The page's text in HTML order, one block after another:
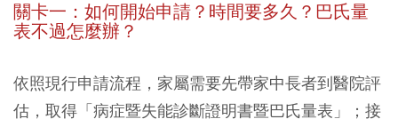
關卡一：如何開始申請？時間要多久？巴氏量
表不過怎麼辦？
依照現行申請流程，家屬需要先帶家中長者到醫院評
估，取得「病症暨失能診斷證明書暨巴氏量表」；接